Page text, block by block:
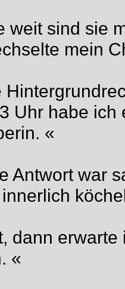
weit sind sie
mein
Uhr habe ich
«
Antwort war
dann
«